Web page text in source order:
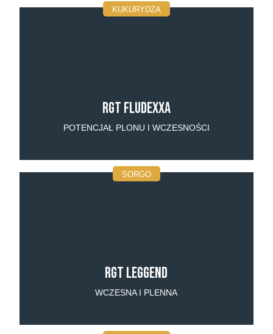
KUKURYDZA
RGT Fludexxa
POTENCJAŁ PLONU I WCZESNOŚCI
SORGO
RGT Leggend
WCZESNA I PLENNA